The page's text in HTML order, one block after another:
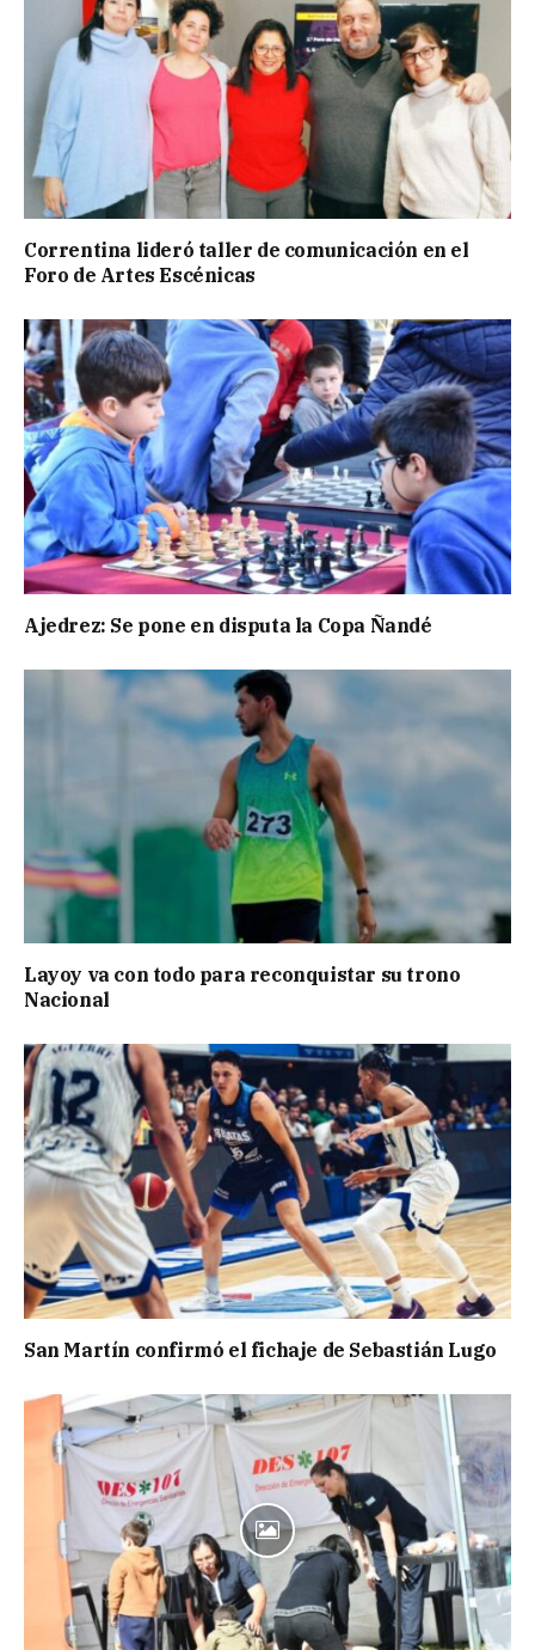
Correntina lideró taller de comunicación en el
Foro de Artes Escénicas
Ajedrez: Se pone en disputa la Copa Ñandé
Layoy va con todo para reconquistar su trono
Nacional
San Martín confirmó el fichaje de Sebastián Lugo